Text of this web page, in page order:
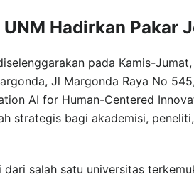
Hadirkan Pakar
pada Kamis-
Jl Margonda Raya No
AI for Human-Centered
strategis bagi akademisi,
dari salah satu universitas